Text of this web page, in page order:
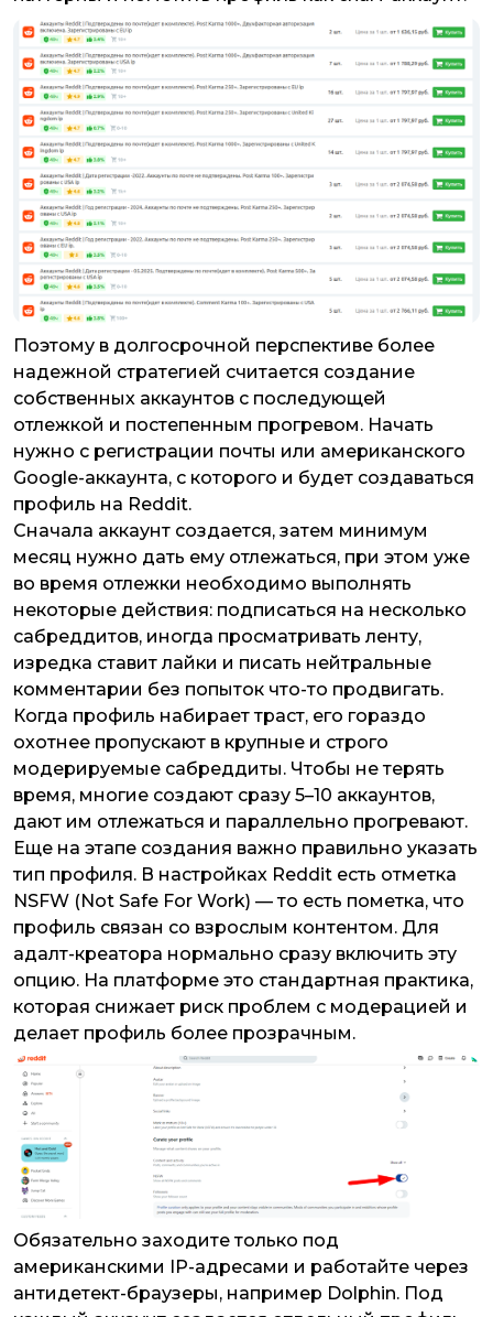
Поэтому в долгосрочной перспективе более
надежной стратегией считается создание
собственных аккаунтов с последующей
отлежкой и постепенным прогревом. Начать
нужно с регистрации почты или американского
Google-аккаунта, с которого и будет создаваться
профиль на Reddit.
Сначала аккаунт создается, затем минимум
месяц нужно дать ему отлежаться, при этом уже
во время отлежки необходимо выполнять
некоторые действия: подписаться на несколько
сабреддитов, иногда просматривать ленту,
изредка ставит лайки и писать нейтральные
комментарии без попыток что-то продвигать.
Когда профиль набирает траст, его гораздо
охотнее пропускают в крупные и строго
модерируемые сабреддиты. Чтобы не терять
время, многие создают сразу 5–10 аккаунтов,
дают им отлежаться и параллельно прогревают.
Еще на этапе создания важно правильно указать
тип профиля. В настройках Reddit есть отметка
NSFW (Not Safe For Work) — то есть пометка, что
профиль связан со взрослым контентом. Для
адалт-креатора нормально сразу включить эту
опцию. На платформе это стандартная практика,
которая снижает риск проблем с модерацией и
делает профиль более прозрачным.
Обязательно заходите только под
американскими IP-адресами и работайте через
антидетект-браузеры, например Dolphin. Под